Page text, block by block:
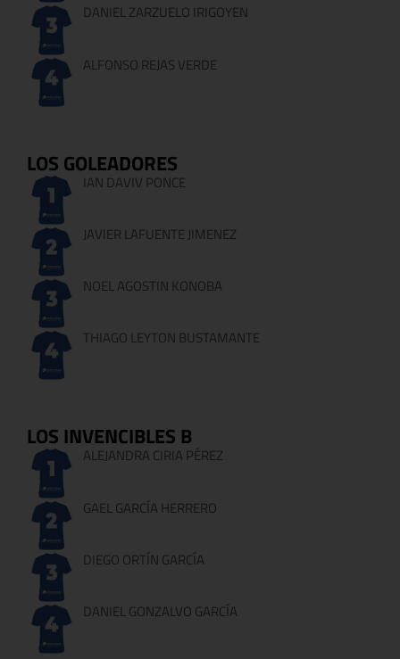
DANIEL ZARZUELO IRIGOYEN
ALFONSO REJAS VERDE
LOS GOLEADORES
IAN DAVIV PONCE
JAVIER LAFUENTE JIMENEZ
NOEL AGOSTIN KONOBA
THIAGO LEYTON BUSTAMANTE
LOS INVENCIBLES B
ALEJANDRA CIRIA PÉREZ
GAEL GARCÍA HERRERO
DIEGO ORTÍN GARCÍA
DANIEL GONZALVO GARCÍA